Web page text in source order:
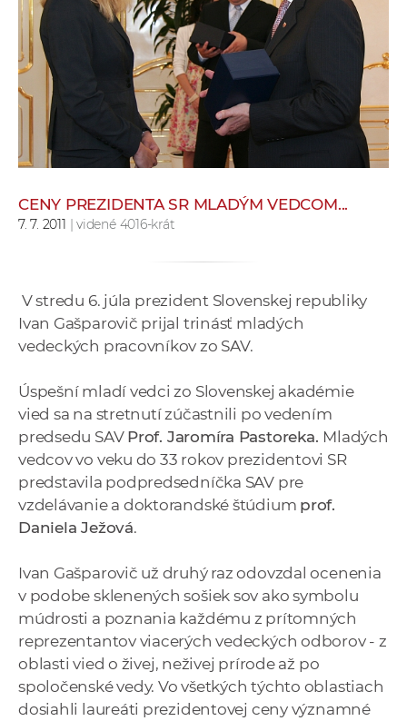
c
v
c
r
c
o
o
c
h
S
V
CENY PREZIDENTA SR MLADÝM VEDCOM...
7. 7. 2011 | videné 4016-krát
V stredu 6. júla prezident Slovenskej republiky
Ivan Gašparovič prijal trinásť mladých
vedeckých pracovníkov zo SAV.
Úspešní mladí vedci zo Slovenskej akadémie
vied sa na stretnutí zúčastnili po vedením
predsedu SAV Prof. Jaromíra Pastoreka. Mladých
vedcov vo veku do 33 rokov prezidentovi SR
predstavila podpredsedníčka SAV pre
vzdelávanie a doktorandské štúdium prof.
Daniela Ježová.
Ivan Gašparovič už druhý raz odovzdal ocenenia
v podobe sklenených sošiek sov ako symbolu
múdrosti a poznania každému z prítomných
reprezentantov viacerých vedeckých odborov - z
oblasti vied o živej, neživej prírode až po
spoločenské vedy. Vo všetkých týchto oblastiach
dosiahli laureáti prezidentovej ceny významné